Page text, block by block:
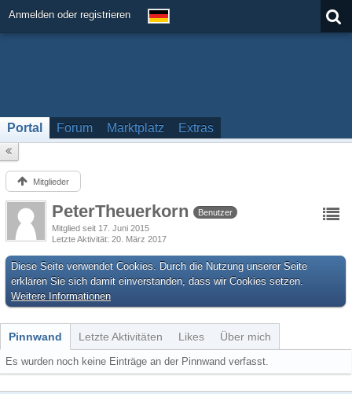
Anmelden oder registrieren
Portal Forum Marktplatz Extras
Mitglieder
PeterTheuerkorn
Benutzer
Mitglied seit 17. Juni 2015
Letzte Aktivität 20. März 2017
Diese Seite verwendet Cookies. Durch die Nutzung unserer Seite
erklären Sie sich damit einverstanden, dass wir Cookies setzen.
Weitere Informationen
Pinnwand Letzte Aktivitäten Likes Über mich
Es wurden noch keine Einträge an der Pinnwand verfasst.